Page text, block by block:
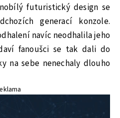
futuristický design se
generací konzole.
navíc neodhalila jeho
fanoušci se tak dali do
na sebe nenechaly dlouho